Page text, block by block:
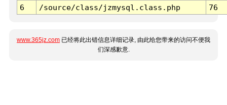
6
/source/class/jzmysql.class.php 76
www.365jz.com 已经将此出错信息详细记录, 由此给您带来的访问不便我
们深感歉意.